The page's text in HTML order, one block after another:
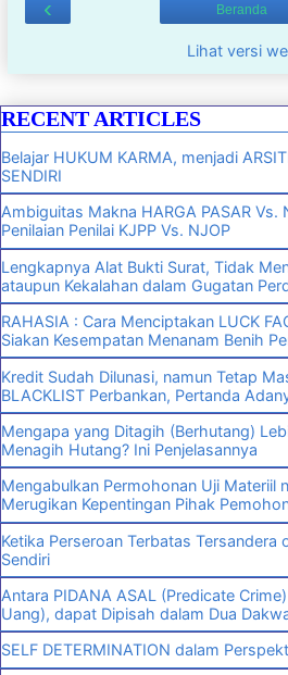
‹ Beranda
Lihat versi
RECENT ARTICLES
Belajar HUKUM KARMA, menjadi
SENDIRI
Ambiguitas Makna HARGA PASAR Vs.
Penilaian Penilai KJPP Vs. NJOP
Lengkapnya Alat Bukti Surat, Tidak
ataupun Kekalahan dalam Gugatan
RAHASIA : Cara Menciptakan LUCK
Siakan Kesempatan Menanam Benih
Kredit Sudah Dilunasi, namun Tetap
BLACKLIST Perbankan, Pertanda
Mengapa yang Ditagih (Berhutang)
Menagih Hutang? Ini Penjelasannya
Mengabulkan Permohonan Uji Materiil
Merugikan Kepentingan Pihak
Ketika Perseroan Terbatas Tersandera
Sendiri
Antara PIDANA ASAL (Predicate
Uang), dapat Dipisah dalam Dua
SELF DETERMINATION dalam